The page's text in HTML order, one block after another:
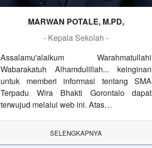
MARWAN POTALE, M.PD,
- Kepala Sekolah -
Assalamu'alaikum Warahmatullahi
Wabarakatuh Alhamdulillah... keinginan
untuk memberi informasi tentang SMA
Terpadu Wira Bhakti Gorontalo dapat
terwujud melalui web ini. Atas…
SELENGKAPNYA